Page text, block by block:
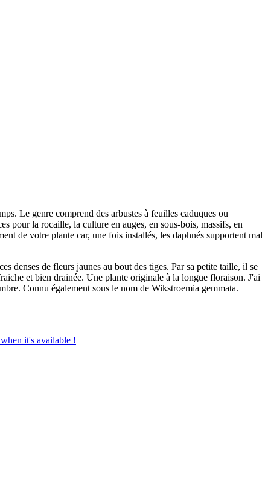
Le genre comprend des arbustes à feuilles caduques ou
pour la rocaille, la culture en auges, en sous-bois, massifs, en
de votre plante car, une fois installés, les daphnés supportent mal
denses de fleurs jaunes au bout des tiges. Par sa petite taille, il se
et bien drainée. Une plante originale à la longue floraison. J'ai
Connu également sous le nom de Wikstroemia gemmata.
it's available !